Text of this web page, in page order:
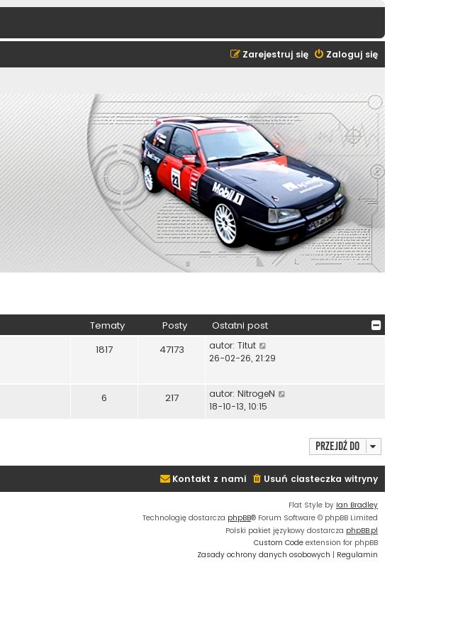
Zaloguj się
Zarejestruj się
Tematy Posty Ostatni post
1817 47173 autor: Titut
y
i
n
s
z
y
26-02-26, 21:29
6 217 autor: NitrogeN
t
l
n
a
j
n
o
w
18-10-13, 10:15
Przejdź do
Usuń ciasteczka witryny
Kontakt z nami
Flat Style by Ian Bradley
Technologię dostarcza phpBB® Forum Software © phpBB Limited
Polski pakiet językowy dostarcza phpBB.pl
Custom Code extension for phpBB
Zasady ochrony danych osobowych | Regulamin